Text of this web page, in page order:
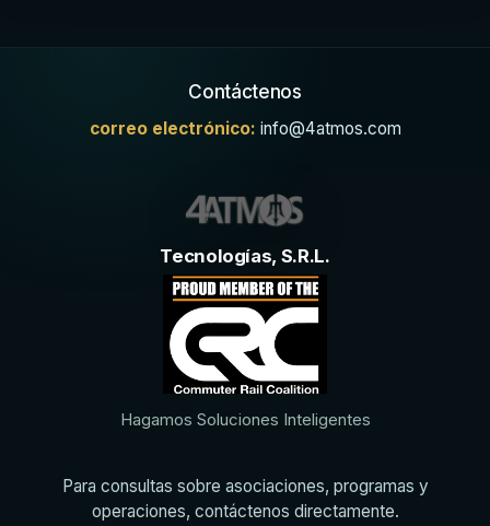
Contáctenos
correo electrónico: info@4atmos.com
Tecnologías, S.R.L.
Hagamos Soluciones Inteligentes
Para consultas sobre asociaciones, programas y
operaciones, contáctenos directamente.